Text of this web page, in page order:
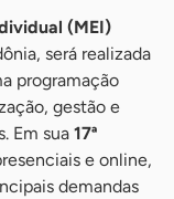
(MEI)
será realizada
programação
gestão e
Em sua 17ª
e online,
demandas